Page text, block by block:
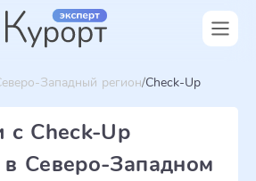
Западный регион Check-Up
с Check-Up
Северо-Западном